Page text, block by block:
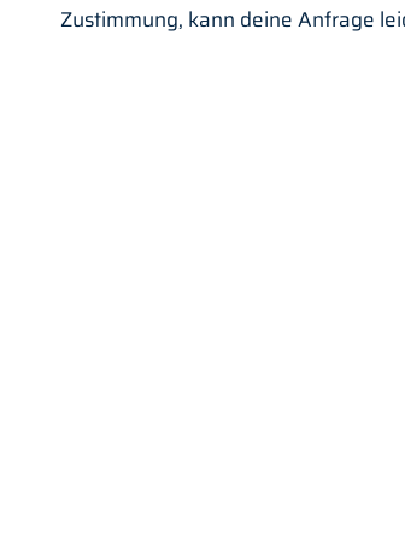
Zustimmung, kann deine Anfrage